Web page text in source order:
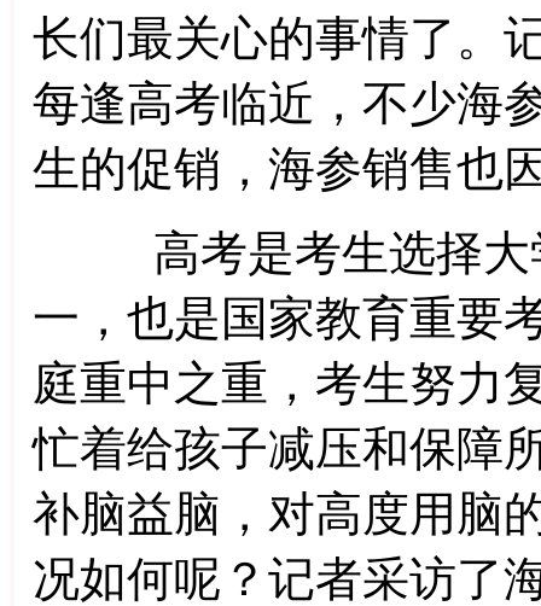
长们最关心的事情了。
每逢高考临近，不少海
生的促销，海参销售也
高考是考生选择大
一，也是国家教育重要
庭重中之重，考生努力
忙着给孩子减压和保障
补脑益脑，对高度用脑
况如何呢？记者采访了